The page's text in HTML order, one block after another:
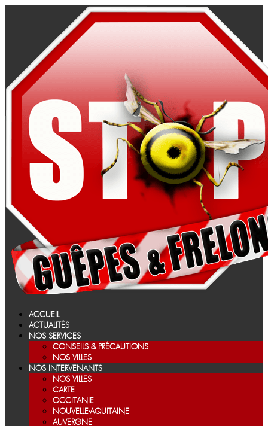
ACCUEIL
ACTUALITÉS
NOS SERVICES
CONSEILS & PRÉCAUTIONS
NOS VILLES
NOS INTERVENANTS
NOS VILLES
CARTE
OCCITANIE
NOUVELLE-AQUITAINE
AUVERGNE